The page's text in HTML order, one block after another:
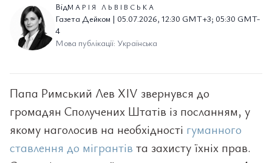
ВідМАРІЯ ЛЬВІВСЬКА
Газета Дейком | 05.07.2026, 12:30 GMT+3; 05:30 GMT-
4
Мова публікації: Українська
Папа Римський Лев XIV звернувся до
громадян Сполучених Штатів із посланням, у
якому наголосив на необхідності гуманного
ставлення до мігрантів та захисту їхніх прав.